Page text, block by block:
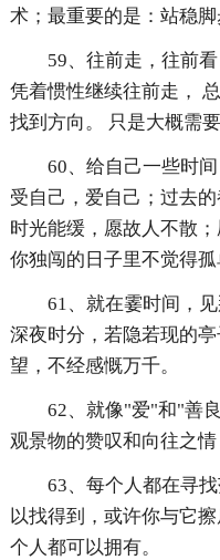
术；最重要的是：站稳
59、往前走，往前
凭着惯性继续往前走，
找到方向。 只是大概需要
60、给自己一些时
受自己，爱自己；过去
时光能缓，愿故人不散
你独闯的日子里不觉得孤
61、就在霎时间，
深夜时分，若隐若现的
望，不经感慨万千。
62、就像"爱"和"善
观景物的赞叹和向往之情
63、每个人都在寻
以找得到，或许你与它
个人都可以拥有。